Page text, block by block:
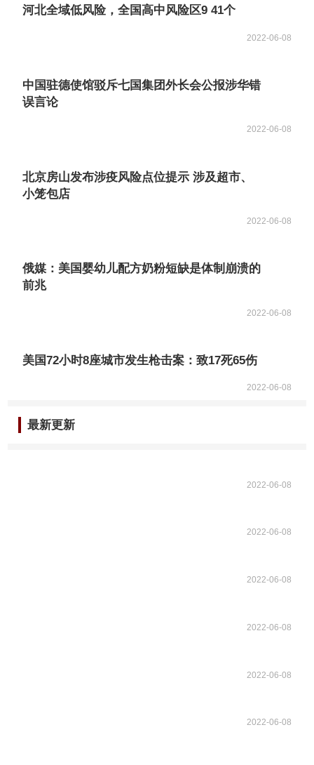
河北全域低风险，全国高中风险区9 41个
2022-06-08
中国驻德使馆驳斥七国集团外长会公报涉华错
误言论
2022-06-08
北京房山发布涉疫风险点位提示 涉及超市、
小笼包店
2022-06-08
俄媒：美国婴幼儿配方奶粉短缺是体制崩溃的
前兆
2022-06-08
美国72小时8座城市发生枪击案：致17死65伤
2022-06-08
最新更新
2022-06-08
2022-06-08
2022-06-08
2022-06-08
2022-06-08
2022-06-08